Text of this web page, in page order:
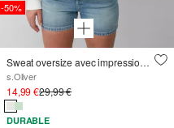
-50%
Sweat oversize avec impression sur le devant
s.Oliver
14,99 €29,99 €
DURABLE